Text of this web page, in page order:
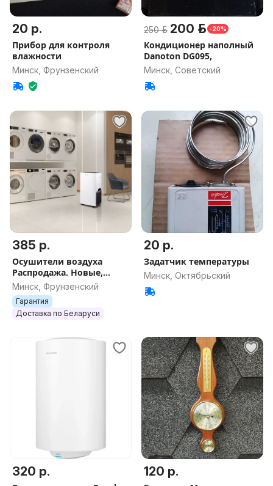
20 р.
Прибор для контроля
влажности
Минск, Фрунзенский
250 р. 200 р. -20%
Кондиционер наполный
Danoton DG095,
Минск, Советский
385 р.
Осушители воздуха
Распродажа. Новые,
гарантия,доставка.
Минск, Фрунзенский
Гарантия
Доставка по Беларуси
20 р.
Задатчик температуры
Минск, Октябрьский
320 р. 120 р.